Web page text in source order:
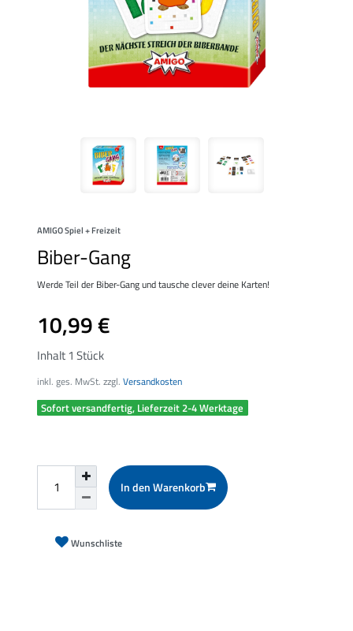
AMIGO Spiel + Freizeit
Biber-Gang
Werde Teil der Biber-Gang und tausche clever deine Karten!
10,99 €
Inhalt1Stück
inkl. ges. MwSt. zzgl.Versandkosten
Sofort versandfertig, Lieferzeit 2-4 Werktage
In den Warenkorb
Wunschliste